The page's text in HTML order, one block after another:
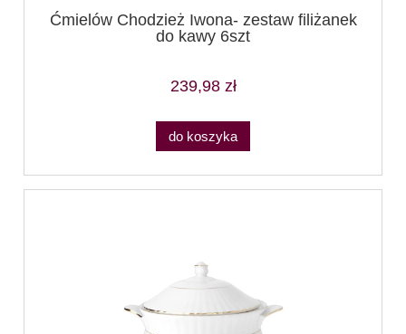
Ćmielów Chodzież Iwona- zestaw filiżanek
do kawy 6szt
239,98 zł
do koszyka